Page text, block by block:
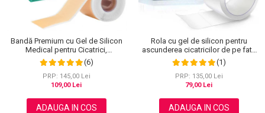
Bandă Premium cu Gel de Silicon
Medical pentru Cicatrici,
Reutilizabilă, NOVA KISS®, 4 cm x
1.5 m
(6)
PRP: 145,00 Lei
109,00 Lei
ADAUGA IN COS
Rola cu gel de silicon pentru
ascunderea cicatricilor de pe fata
sau corp, plasture reutilizabil, 2.5
cm x 1.5 m, Elaimei
(1)
PRP: 135,00 Lei
79,00 Lei
ADAUGA IN COS